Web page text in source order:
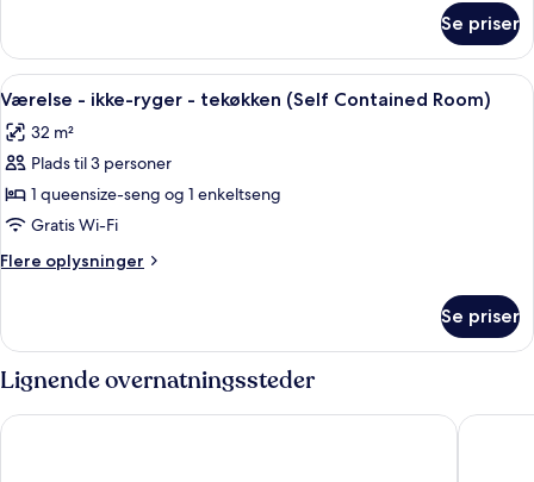
værelse
ikke-
Se priser
Indlæs
alle
billeder
af
Værelse
-
ikke-
ryger
tekøkken
(Self
Contained
Room)
Et pænt opredt soveværelse med et
8
Værelse - ikke-ryger - tekøkken (Self Contained Room)
32 m²
Plads til 3 personer
1 queensize-seng og 1 enkeltseng
Gratis Wi-Fi
Flere oplysninger
Flere
-
ikke-
ryger
tekøkken
Se priser
Lignende overnatningssteder
The Commodore